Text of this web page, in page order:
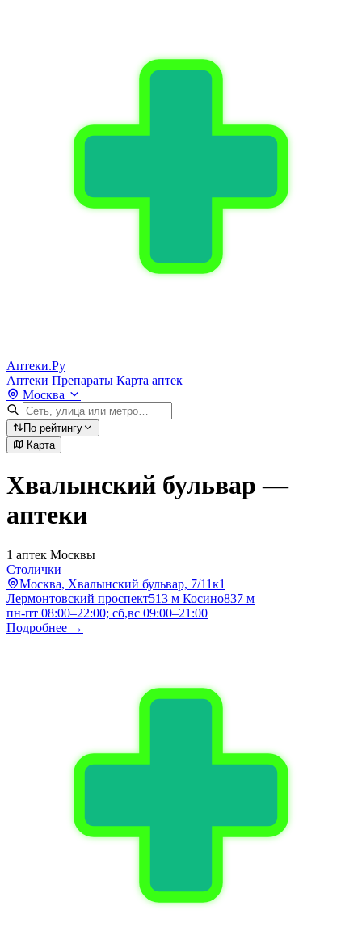
Аптеки.Ру
Аптеки Препараты Карта аптек
Москва
По рейтингу
Карта
Хвалынский бульвар —
аптеки
1 аптек Москвы
Столички
Москва, Хвалынский бульвар, 7/11к1
Лермонтовский проспект513 м Косино837 м
пн-пт 08:00–22:00; сб,вс 09:00–21:00
Подробнее →